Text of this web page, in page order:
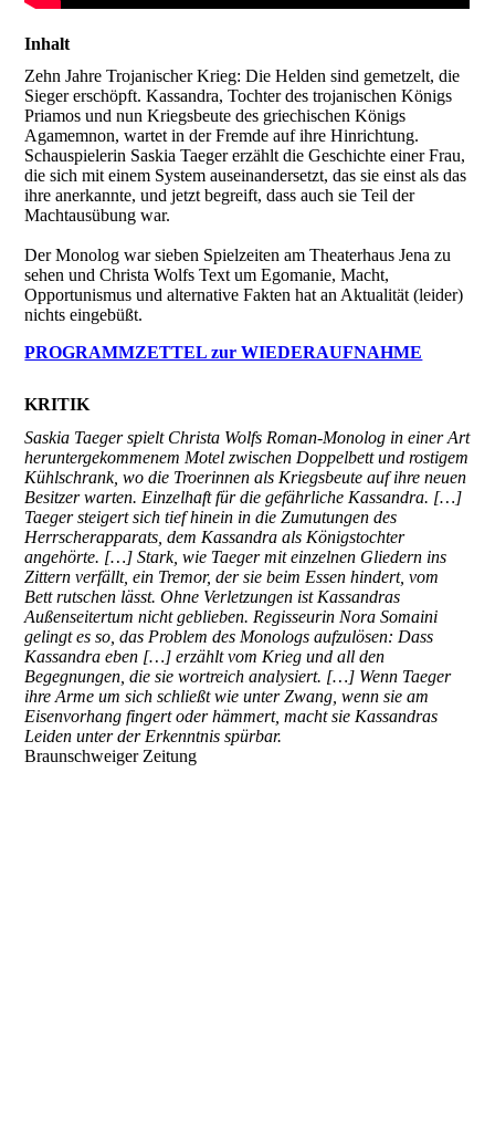
Inhalt
Zehn Jahre Trojanischer Krieg: Die Helden sind gemetzelt, die
Sieger erschöpft. Kassandra, Tochter des trojanischen Königs
Priamos und nun Kriegsbeute des griechischen Königs
Agamemnon, wartet in der Fremde auf ihre Hinrichtung.
Schauspielerin Saskia Taeger erzählt die Geschichte einer Frau,
die sich mit einem System auseinandersetzt, das sie einst als das
ihre anerkannte, und jetzt begreift, dass auch sie Teil der
Machtausübung war.
Der Monolog war sieben Spielzeiten am Theaterhaus Jena zu
sehen und Christa Wolfs Text um Egomanie, Macht,
Opportunismus und alternative Fakten hat an Aktualität (leider)
nichts eingebüßt.
PROGRAMMZETTEL zur WIEDERAUFNAHME
KRITIK
Saskia Taeger spielt Christa Wolfs Roman-Monolog in einer Art
heruntergekommenem Motel zwischen Doppelbett und rostigem
Kühlschrank, wo die Troerinnen als Kriegsbeute auf ihre neuen
Besitzer warten. Einzelhaft für die gefährliche Kassandra. […]
Taeger steigert sich tief hinein in die Zumutungen des
Herrscherapparats, dem Kassandra als Königstochter
angehörte. […] Stark, wie Taeger mit einzelnen Gliedern ins
Zittern verfällt, ein Tremor, der sie beim Essen hindert, vom
Bett rutschen lässt. Ohne Verletzungen ist Kassandras
Außenseitertum nicht geblieben. Regisseurin Nora Somaini
gelingt es so, das Problem des Monologs aufzulösen: Dass
Kassandra eben […] erzählt vom Krieg und all den
Begegnungen, die sie wortreich analysiert. […] Wenn Taeger
ihre Arme um sich schließt wie unter Zwang, wenn sie am
Eisenvorhang fingert oder hämmert, macht sie Kassandras
Leiden unter der Erkenntnis spürbar.
Braunschweiger Zeitung